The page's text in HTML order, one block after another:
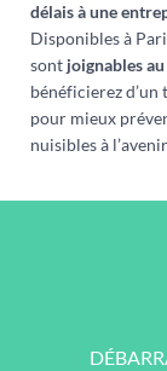
délais à une
Disponibles à
sont joignables
bénéficierez
pour mieux
nuisibles à